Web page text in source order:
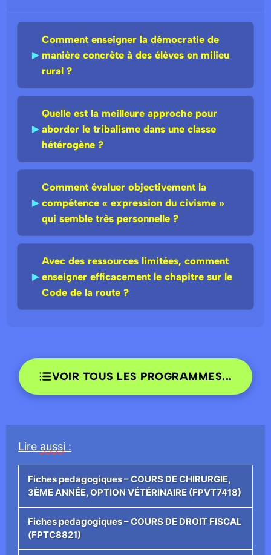
►
Comment enseigner la démocratie de
manière concrète à des élèves en milieu
rural ?
►
Quelle est la meilleure approche pour
aborder le tribalisme dans une classe
hétérogène ?
►
Comment évaluer objectivement la
compétence « expression du civisme »
qui semble très personnelle ?
►
Avec des ressources limitées, comment
enseigner efficacement le chapitre sur le
Code de la route ?
VOIR TOUS LES PROGRAMMES...
Lire aussi :
Fiches pedagogiques – COURS DE CHIRURGIE,
3ÈME ANNÉE, OPTION VÉTÉRINAIRE (FPVT7418)
Fiches pedagogiques – COURS DE DROIT FISCAL
(FPTC8821)